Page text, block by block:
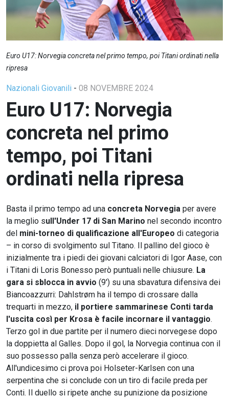
Euro U17: Norvegia concreta nel primo tempo, poi Titani ordinati nella
ripresa
Nazionali Giovanili - 08 NOVEMBRE 2024
Euro U17: Norvegia
concreta nel primo
tempo, poi Titani
ordinati nella ripresa
Basta il primo tempo ad una concreta Norvegia per avere
la meglio sull'Under 17 di San Marino nel secondo incontro
del mini-torneo di qualificazione all'Europeo di categoria
– in corso di svolgimento sul Titano. Il pallino del gioco è
inizialmente tra i piedi dei giovani calciatori di Igor Aase, con
i Titani di Loris Bonesso però puntuali nelle chiusure. La
gara si sblocca in avvio (9') su una sbavatura difensiva dei
Biancoazzurri: Dahlstrøm ha il tempo di crossare dalla
trequarti in mezzo, il portiere sammarinese Conti tarda
l'uscita così per Krosa è facile incornare il vantaggio.
Terzo gol in due partite per il numero dieci norvegese dopo
la doppietta al Galles. Dopo il gol, la Norvegia continua con il
suo possesso palla senza però accelerare il gioco.
All'undicesimo ci prova poi Holseter-Karlsen con una
serpentina che si conclude con un tiro di facile preda per
Conti. Il duello si ripete anche su punizione da posizione